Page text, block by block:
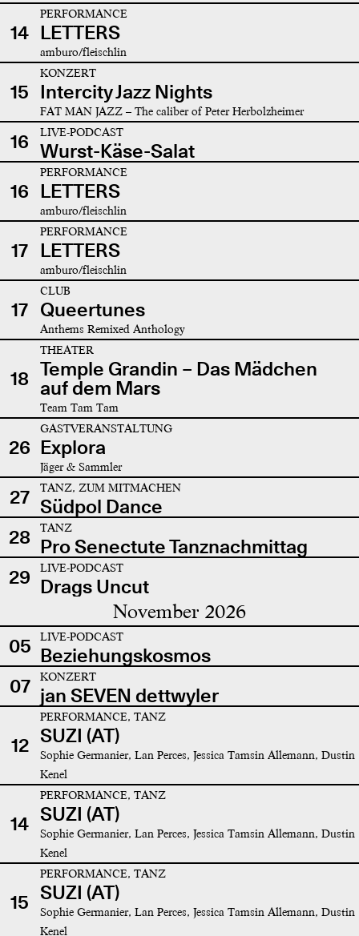
14
PERFORMANCE
LETTERS
amburo/fleischlin
15
KONZERT
Intercity Jazz Nights
FAT MAN JAZZ – The caliber of Peter Herbolzheimer
16 LIVE-PODCAST
Wurst-Käse-Salat
16
PERFORMANCE
LETTERS
amburo/fleischlin
17
PERFORMANCE
LETTERS
amburo/fleischlin
17
CLUB
Queertunes
Anthems Remixed Anthology
18
THEATER
Temple Grandin – Das Mädchen
auf dem Mars
Team Tam Tam
26
GASTVERANSTALTUNG
Explora
Jäger & Sammler
27 TANZ, ZUM MITMACHEN
Südpol Dance
28
TANZ
Pro Senectute Tanznachmittag
29
LIVE-PODCAST
Drags Uncut
November 2026
05 LIVE-PODCAST
Beziehungskosmos
07
KONZERT
jan SEVEN dettwyler
12
PERFORMANCE, TANZ
SUZI (AT)
Sophie Germanier, Lan Perces, Jessica Tamsin Allemann, Dustin
Kenel
14
PERFORMANCE, TANZ
SUZI (AT)
Sophie Germanier, Lan Perces, Jessica Tamsin Allemann, Dustin
Kenel
15
PERFORMANCE, TANZ
SUZI (AT)
Sophie Germanier, Lan Perces, Jessica Tamsin Allemann, Dustin
Kenel